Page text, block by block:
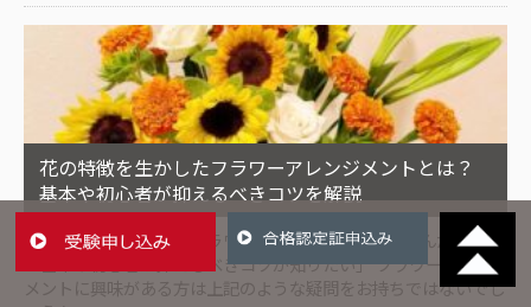
花の特徴を生かしたフラワーアレンジメントとは？
基本や初心者が抑えるべきコツを解説
「花の特徴を生かしたフラワーアレンジメントってなんだろう」
「基本や初心者が抑えるべきコツが知りたい」 フラワーアレンジ
メントに興味がある方は上記のような疑問をお持ちではないでし